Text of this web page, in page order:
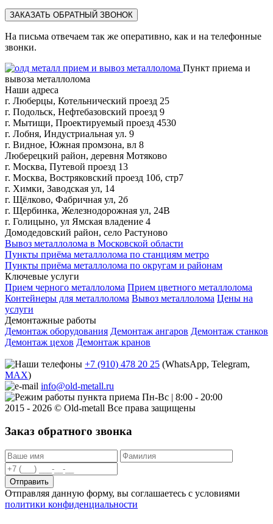
ЗАКАЗАТЬ ОБРАТНЫЙ ЗВОНОК
На письма отвечаем так же оперативно, как и на телефонные
звонки.
Пункт приема и
вывоза металлолома
Наши адреса
г. Люберцы, Котельнический проезд 25
г. Подольск, Нефтебазовский проезд 9
г. Мытищи, Проектируемый проезд 4530
г. Лобня, Индустриальная ул. 9
г. Видное, Южная промзона, вл 8
Люберецкий район, деревня Мотяково
г. Москва, Путевой проезд 13
г. Москва, Востряковский проезд 10б, стр7
г. Химки, Заводская ул, 14
г. Щёлково, Фабричная ул, 2б
г. Щербинка, Железнодорожная ул, 24В
г. Голицыно, ул Ямская владение 4
Домодедовский район, село Растуново
Вывоз металлолома в Московской области
Пункты приёма металлолома по станциям метро
Пункты приёма металлолома по округам и районам
Ключевые услуги
Прием черного металлолома Прием цветного металлолома
Контейнеры для металлолома Вывоз металлолома Цены на
услуги
Демонтажные работы
Демонтаж оборудования Демонтаж ангаров Демонтаж станков
Демонтаж цехов Демонтаж кранов
+7 (910) 478 20 25 (WhatsApp, Telegram,
MAX)
info@old-metall.ru
Пн-Вс | 8:00 - 20:00
2015 - 2026 © Old-metall Все права защищены
Заказ обратного звонка
Отправить
Отправляя данную форму, вы соглашаетесь с условиями
политики конфиденциальности